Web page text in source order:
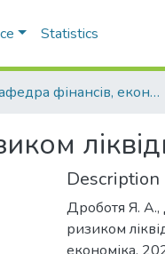
Statistics
Кафедра фінансів, економічних досліджень і туризму
Description
Дроботя Я.
ризиком